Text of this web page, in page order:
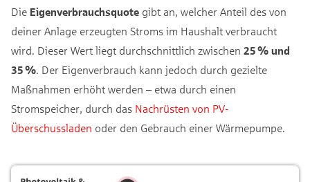
Die Eigenverbrauchsquote gibt an, welcher Anteil des von
deiner Anlage erzeugten Stroms im Haushalt verbraucht
wird. Dieser Wert liegt durchschnittlich zwischen 25 % und
35 % . Der Eigenverbrauch kann jedoch durch gezielte
Maßnahmen erhöht werden – etwa durch einen
Stromspeicher, durch das Nachrüsten von PV-
Überschussladen oder den Gebrauch einer Wärmepumpe.